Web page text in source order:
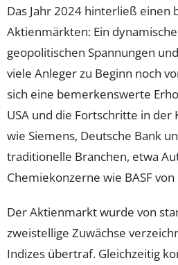
Das Jahr 2024 hinterließ
Aktienmärkten: Ein
geopolitischen Spannungen
viele Anleger zu Beginn noch
sich eine bemerkenswerte
USA und die Fortschritte in
wie Siemens, Deutsche Bank
traditionelle Branchen, etwa
Chemiekonzerne wie BASF
Der Aktienmarkt wurde von
zweistellige Zuwächse
Indizes übertraf. Gleichzeitig